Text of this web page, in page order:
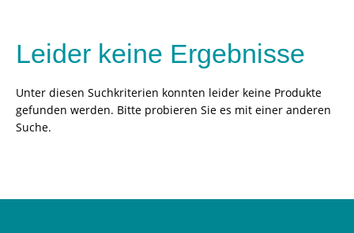
Leider keine Ergebnisse
Unter diesen Suchkriterien konnten leider keine Produkte
gefunden werden. Bitte probieren Sie es mit einer anderen
Suche.